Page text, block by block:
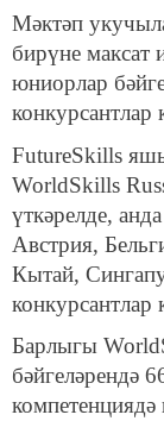
Мәктәп
бирүне максат
юниорлар
конкурсантлар
FutureSkills
WorldSkills
үткәрелде,
Австрия,
Кытай,
конкурсантлар
Барлыгы
бәйгеләрендә